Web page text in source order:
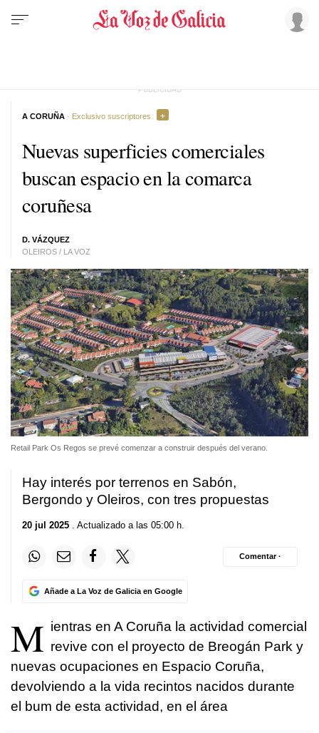
Nuevas superficies comerciales
buscan espacio en la comarca
coruñesa
D. VÁZQUEZ
OLEIROS / LA VOZ
A CORUÑA · Exclusivo suscriptores
Retail Park Os Regos se prevé comenzar a construir después del verano.
Hay interés por terrenos en Sabón,
Bergondo y Oleiros, con tres propuestas
20 jul 2025 . Actualizado a las 05:00 h.
Añade a La Voz de Galicia en Google
Comentar ·
M ientras en A Coruña la actividad comercial
revive con el proyecto de Breogán Park y
nuevas ocupaciones en Espacio Coruña,
devolviendo a la vida recintos nacidos durante
el bum de esta actividad, en el área